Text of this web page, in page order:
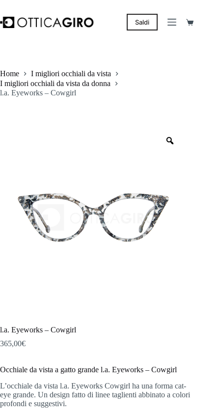
contenuto
Saldi Carrello
Home
I migliori occhiali da vista
I migliori occhiali da vista da donna
l.a. Eyeworks – Cowgirl
l.a. Eyeworks – Cowgirl
365,00€
Occhiale da vista a gatto grande l.a. Eyeworks – Cowgirl
L’occhiale da vista l.a. Eyeworks Cowgirl ha una forma cat-
eye grande. Un design fatto di linee taglienti abbinato a colori
profondi e suggestivi.